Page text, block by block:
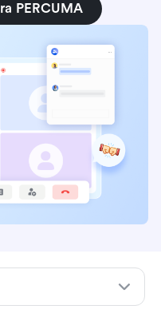
PERCUMA
untuk kolaborasi